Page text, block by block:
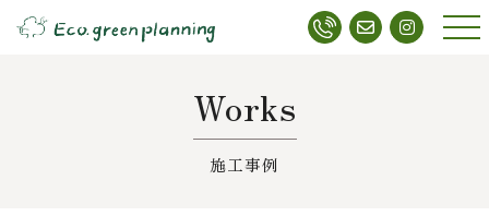
メニ
Works
施工事例